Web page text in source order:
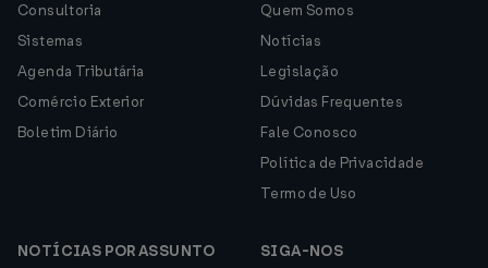
Consultoria
Sistemas
Agenda Tributária
Comércio Exterior
Boletim Diário
Quem Somos
Notícias
Legislação
Dúvidas Frequentes
Fale Conosco
Política de Privacidade
Termo de Uso
NOTÍCIAS POR ASSUNTO
SIGA-NOS